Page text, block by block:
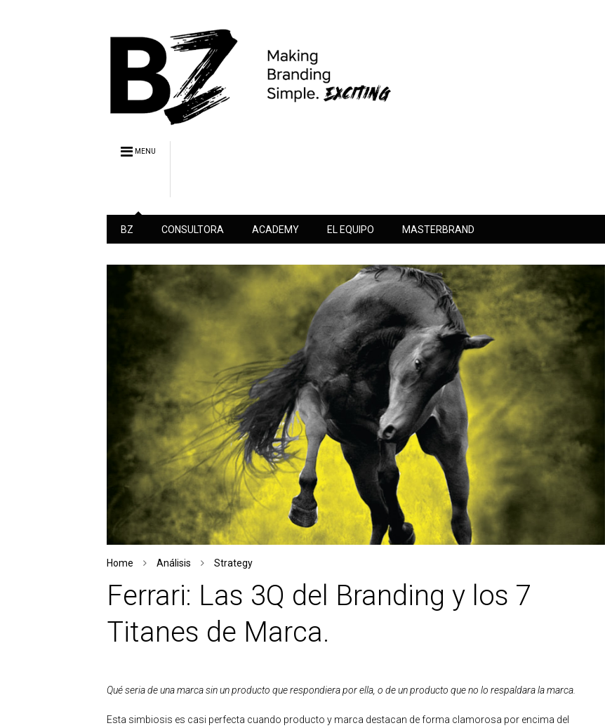
MENU
BZ CONSULTORA ACADEMY EL EQUIPO MASTERBRAND
Home Análisis Strategy
Ferrari: Las 3Q del Branding y los 7
Titanes de Marca.
Qué seria de una marca sin un producto que respondiera por ella, o de un producto que no lo respaldara la marca.
Esta simbiosis es casi perfecta cuando producto y marca destacan de forma clamorosa por encima del